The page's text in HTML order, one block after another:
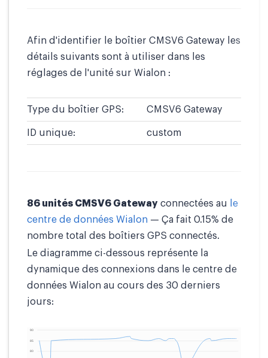
Afin d'identifier le boîtier CMSV6 Gateway les
détails suivants sont à utiliser dans les
réglages de l'unité sur Wialon :
Type du boîtier GPS: CMSV6 Gateway
ID unique: custom
86 unités CMSV6 Gateway connectées au
le
centre de données Wialon — Ça fait 0.15% de
nombre total des boîtiers GPS connectés.
Le diagramme ci-dessous représente la
dynamique des connexions dans le centre de
données Wialon au cours des 30 derniers
jours: